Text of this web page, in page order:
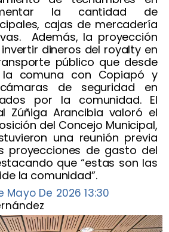
la cantidad de
cajas de mercadería
Además, la proyección
dineros del royalty en
público que desde
comuna con Copiapó y
de seguridad en
por la comunidad. El
Zúñiga Arancibia valoró el
del Concejo Municipal,
una reunión previa
proyecciones de gasto del
que “estas son las
la comunidad”.
Mayo De 2026 13:30